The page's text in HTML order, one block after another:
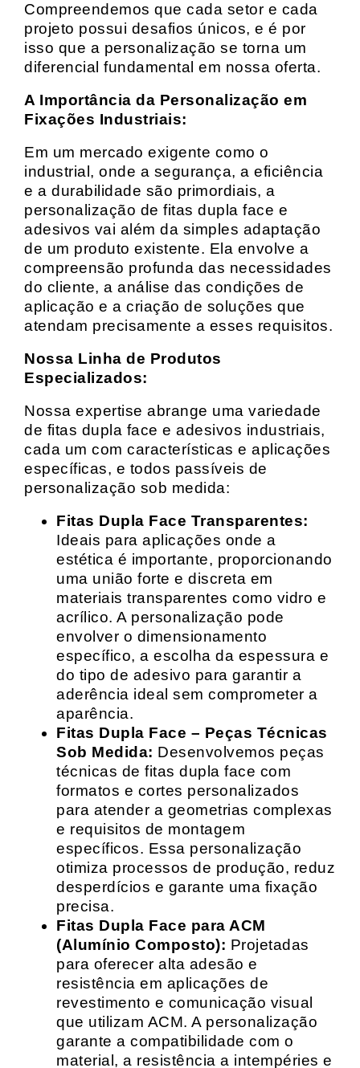
Compreendemos que cada setor e cada
projeto possui desafios únicos, e é por
isso que a personalização se torna um
diferencial fundamental em nossa oferta.
A Importância da Personalização em
Fixações Industriais:
Em um mercado exigente como o
industrial, onde a segurança, a eficiência
e a durabilidade são primordiais, a
personalização de fitas dupla face e
adesivos vai além da simples adaptação
de um produto existente. Ela envolve a
compreensão profunda das necessidades
do cliente, a análise das condições de
aplicação e a criação de soluções que
atendam precisamente a esses requisitos.
Nossa Linha de Produtos
Especializados:
Nossa expertise abrange uma variedade
de fitas dupla face e adesivos industriais,
cada um com características e aplicações
específicas, e todos passíveis de
personalização sob medida:
Fitas Dupla Face Transparentes:
Ideais para aplicações onde a
estética é importante, proporcionando
uma união forte e discreta em
materiais transparentes como vidro e
acrílico. A personalização pode
envolver o dimensionamento
específico, a escolha da espessura e
do tipo de adesivo para garantir a
aderência ideal sem comprometer a
aparência.
Fitas Dupla Face – Peças Técnicas
Sob Medida: Desenvolvemos peças
técnicas de fitas dupla face com
formatos e cortes personalizados
para atender a geometrias complexas
e requisitos de montagem
específicos. Essa personalização
otimiza processos de produção, reduz
desperdícios e garante uma fixação
precisa.
Fitas Dupla Face para ACM
(Alumínio Composto): Projetadas
para oferecer alta adesão e
resistência em aplicações de
revestimento e comunicação visual
que utilizam ACM. A personalização
garante a compatibilidade com o
material, a resistência a intempéries e